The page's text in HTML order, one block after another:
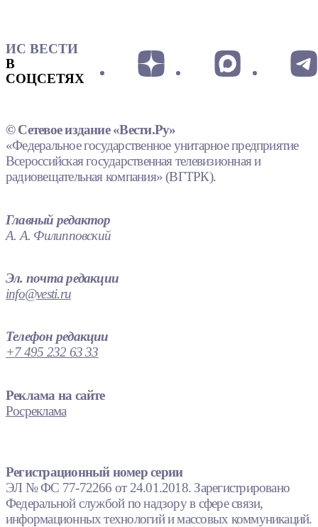
ИС ВЕСТИ
В
СОЦСЕТЯХ
© Сетевое издание «Вести.Ру»
«Федеральное государственное унитарное предприятие
Всероссийская государственная телевизионная и
радиовещательная компания» (ВГТРК).
Главный редактор
А. А. Филипповский
Эл. почта редакции
info@vesti.ru
Телефон редакции
+7 495 232 63 33
Реклама на сайте
Росреклама
Регистрационный номер серии
ЭЛ № ФС 77-72266 от 24.01.2018. Зарегистрировано
Федеральной службой по надзору в сфере связи,
информационных технологий и массовых коммуникаций.